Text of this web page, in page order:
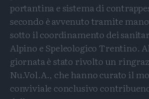
portantina e sistema di
secondo è avvenuto tramite
sotto il coordinamento dei
Alpino e Speleologico Trentino.
giornata è stato rivolto un
Nu.Vol.A., che hanno curato il
conviviale conclusivo